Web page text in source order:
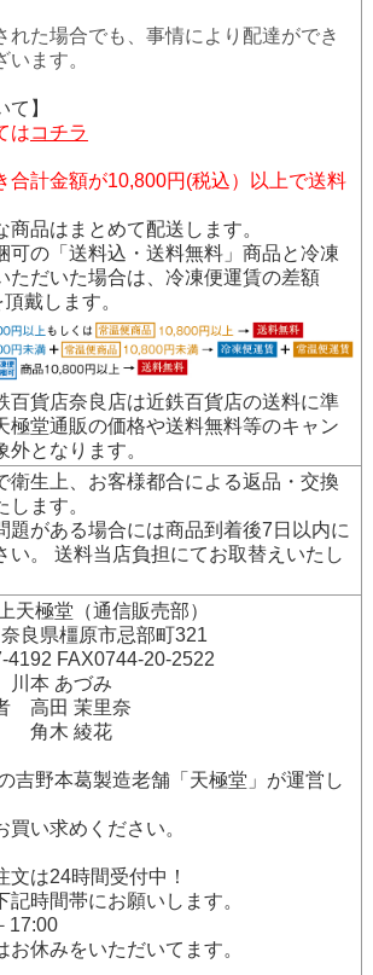
た場合でも、事情により配達ができ
います。
て】
はコチラ
合計金額が10,800円(税込）以上で送料
品はまとめて配送します。
可の「送料込・送料無料」商品と冷凍
ただいた場合は、冷凍便運賃の差額
戴します。
百貨店奈良店は近鉄百貨店の送料に準
極堂通販の価格や送料無料等のキャン
外となります。
衛生上、お客様都合による返品・交換
します。
題がある場合には商品到着後7日以内に
い。 送料当店負担にてお取替えいたし
天極堂（通信販売部）
良県橿原市忌部町321
4192 FAX0744-20-2522
本 あづみ
高田 茉里奈
角木 綾花
吉野本葛製造老舗「天極堂」が運営し
買い求めください。
文は24時間受付中！
記時間帯にお願いします。
17:00
休みをいただいてます。